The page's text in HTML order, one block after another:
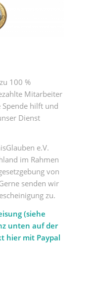
100 %
Mitarbeiter
Spende hilft und
Dienst
e.V.
im Rahmen
von
senden wir
zu.
(siehe
unten auf der
hier mit Paypal